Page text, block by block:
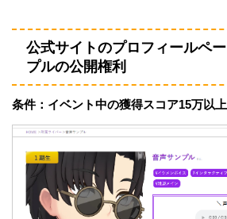
公式サイトのプロフィールペ
プルの公開権利
条件：イベント中の獲得スコア15万以上